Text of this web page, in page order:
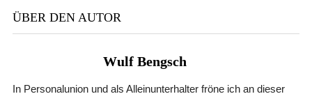
ÜBER DEN AUTOR
Wulf Bengsch
In Personalunion und als Alleinunterhalter fröne ich an dieser